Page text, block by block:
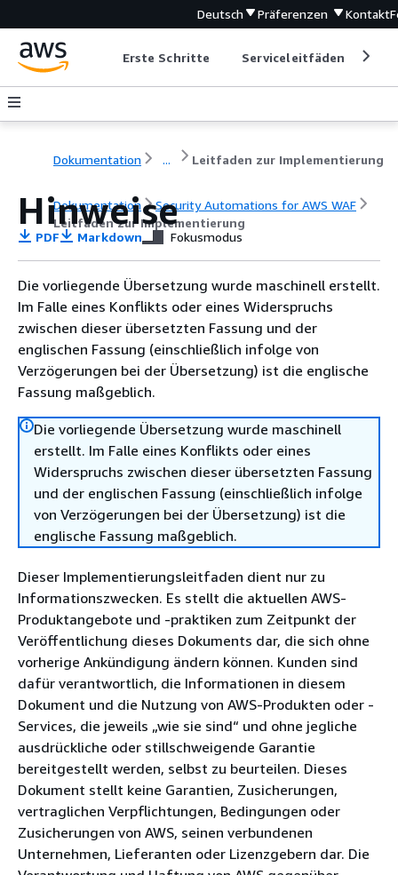
Deutsch Präferenzen Kontakt
Erste Schritte Serviceleitfäden
Dokumentation ... Leitfaden zur Implementierung
Dokumentation
Security Automations for AWS WAF
Leitfaden zur Implementierung
Hinweise
PDF Markdown Fokusmodus
Die vorliegende Übersetzung wurde maschinell erstellt.
Im Falle eines Konflikts oder eines Widerspruchs
zwischen dieser übersetzten Fassung und der
englischen Fassung (einschließlich infolge von
Verzögerungen bei der Übersetzung) ist die englische
Fassung maßgeblich.
Die vorliegende Übersetzung wurde maschinell
erstellt. Im Falle eines Konflikts oder eines
Widerspruchs zwischen dieser übersetzten Fassung
und der englischen Fassung (einschließlich infolge
von Verzögerungen bei der Übersetzung) ist die
englische Fassung maßgeblich.
Dieser Implementierungsleitfaden dient nur zu
Informationszwecken. Es stellt die aktuellen AWS-
Produktangebote und -praktiken zum Zeitpunkt der
Veröffentlichung dieses Dokuments dar, die sich ohne
vorherige Ankündigung ändern können. Kunden sind
dafür verantwortlich, die Informationen in diesem
Dokument und die Nutzung von AWS-Produkten oder -
Services, die jeweils „wie sie sind“ und ohne jegliche
ausdrückliche oder stillschweigende Garantie
bereitgestellt werden, selbst zu beurteilen. Dieses
Dokument stellt keine Garantien, Zusicherungen,
vertraglichen Verpflichtungen, Bedingungen oder
Zusicherungen von AWS, seinen verbundenen
Unternehmen, Lieferanten oder Lizenzgebern dar. Die